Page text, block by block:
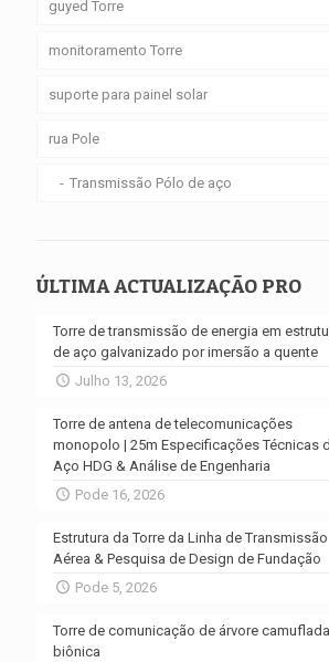
guyed Torre
monitoramento Torre
suporte para painel solar
rua Pole
Transmissão Pólo de aço
ÚLTIMA ACTUALIZAÇÃO PRO
Torre de transmissão de energia em
de aço galvanizado por imersão a quente
Julho 13, 2026
Torre de antena de telecomunicações
monopolo | 25m Especificações Técnicas
Aço HDG & Análise de Engenharia
Pode 16, 2026
Estrutura da Torre da Linha de Transmissão
Aérea & Pesquisa de Design de Fundação
Pode 5, 2026
Torre de comunicação de árvore camuflada
biônica